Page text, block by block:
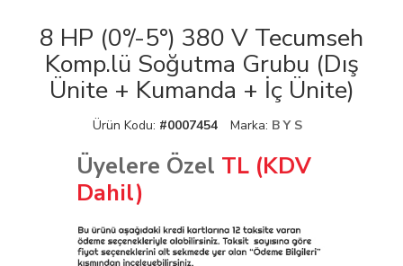
8 HP (0°/-5°) 380 V Tecumseh
Komp.lü Soğutma Grubu (Dış
Ünite + Kumanda + İç Ünite)
Ürün Kodu: #0007454 Marka: B Y S
Üyelere Özel TL (KDV
Dahil)